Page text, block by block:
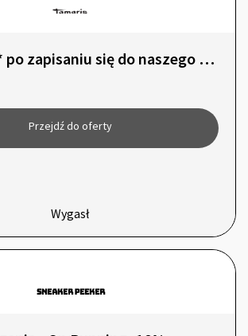
25 zł zniżki* po zapisaniu się do naszego newslettera!
Przejdź do oferty
Wygasł